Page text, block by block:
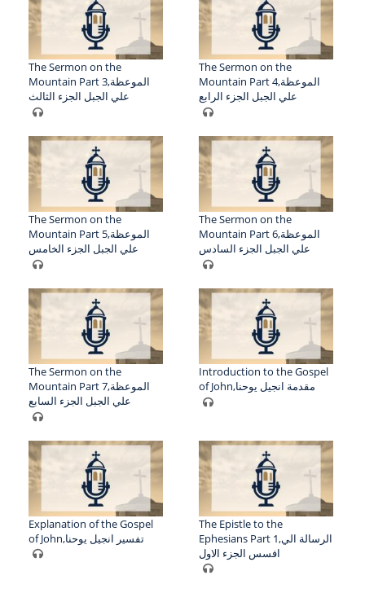
The Sermon on the
Mountain Part 3,الموعظة
علي الجبل الجزء الثالث
The Sermon on the
Mountain Part 4,الموعظة
علي الجبل الجزء الرابع
The Sermon on the
Mountain Part 5,الموعظة
علي الجبل الجزء الخامس
The Sermon on the
Mountain Part 6,الموعظة
علي الجبل الجزء السادس
The Sermon on the
Mountain Part 7,الموعظة
علي الجبل الجزء السابع
Introduction to the Gospel
of John,مقدمة انجيل يوحنا
Explanation of the Gospel
of John,تفسير انجيل يوحنا
The Epistle to the
Ephesians Part 1,الرسالة الي
افسس الجزء الاول